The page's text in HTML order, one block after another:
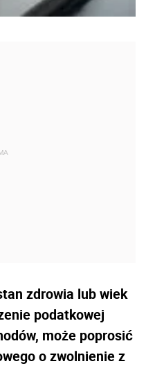
zdrowia lub wiek
podatkowej
może poprosić
o zwolnienie z